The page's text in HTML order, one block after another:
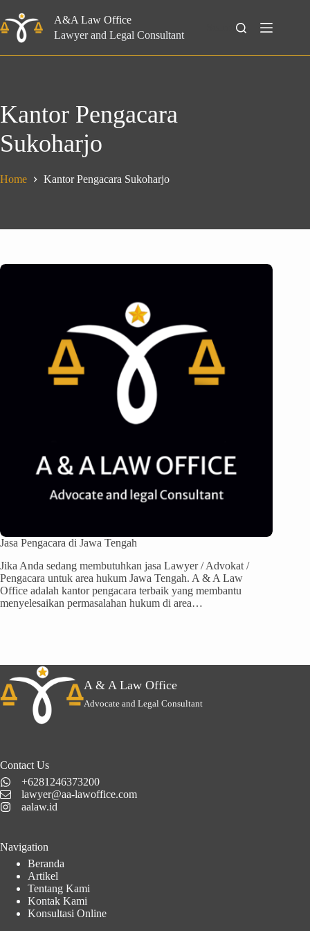
to
content
A&A Law Office
Lawyer and Legal Consultant
Search
Kantor Pengacara
Sukoharjo
Home Kantor Pengacara Sukoharjo
Jasa Pengacara di Jawa Tengah
Jika Anda sedang membutuhkan jasa Lawyer / Advokat /
Pengacara untuk area hukum Jawa Tengah. A & A Law
Office adalah kantor pengacara terbaik yang membantu
menyelesaikan permasalahan hukum di area…
A & A Law Office
Advocate and Legal Consultant
Contact Us
+6281246373200
lawyer@aa-lawoffice.com
aalaw.id
Navigation
Beranda
Artikel
Tentang Kami
Kontak Kami
Konsultasi Online